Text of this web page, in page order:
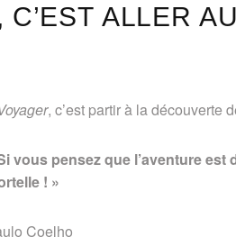
C’EST ALLER
, c’est partir à la découverte
vous pensez que l’aventure
! »
Coelho